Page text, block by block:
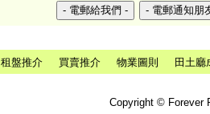
租盤推介 買賣推介 物業圖則 田土廳
Copyright © Forever